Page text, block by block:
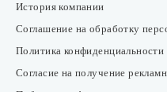
История компании
Соглашение на обработку
Политика конфиденциальности
Согласие на получение